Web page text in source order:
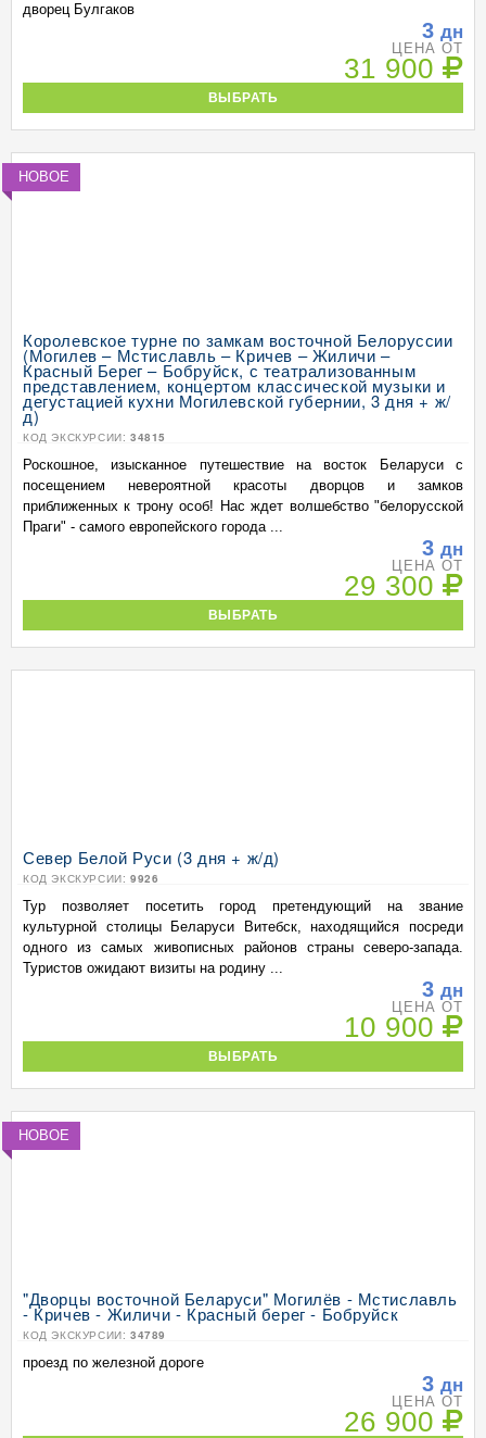
дворец Булгаков
3 дн
ЦЕНА ОТ
31 900
ВЫБРАТЬ
НОВОЕ
Королевское турне по замкам восточной Белоруссии
(Могилев – Мстиславль – Кричев – Жиличи –
Красный Берег – Бобруйск, с театрализованным
представлением, концертом классической музыки и
дегустацией кухни Могилевской губернии, 3 дня + ж/
д)
КОД ЭКСКУРСИИ: 34815
Роскошное, изысканное путешествие на восток Беларуси с
посещением невероятной красоты дворцов и замков
приближенных к трону особ! Нас ждет волшебство "белорусской
Праги" - самого европейского города ...
3 дн
ЦЕНА ОТ
29 300
ВЫБРАТЬ
Север Белой Руси (3 дня + ж/д)
КОД ЭКСКУРСИИ: 9926
Тур позволяет посетить город претендующий на звание
культурной столицы Беларуси Витебск, находящийся посреди
одного из самых живописных районов страны cеверо-запада.
Туристов ожидают визиты на родину ...
3 дн
ЦЕНА ОТ
10 900
ВЫБРАТЬ
НОВОЕ
"Дворцы восточной Беларуси" Могилёв - Мстиславль
- Кричев - Жиличи - Красный берег - Бобруйск
КОД ЭКСКУРСИИ: 34789
проезд по железной дороге
3 дн
ЦЕНА ОТ
26 900